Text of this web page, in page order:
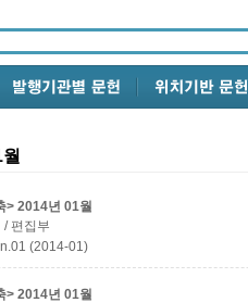
> 2014년 01월
/ 편집부
(2014-01)
> 2014년 01월